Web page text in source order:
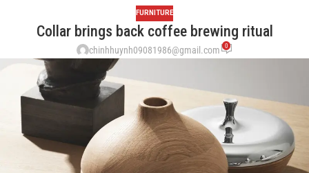
FURNITURE
Collar brings back coffee brewing ritual
chinhhuynh09081986@gmail.com 0